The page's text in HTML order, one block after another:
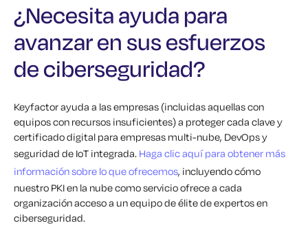
¿Necesita ayuda para
avanzar en sus esfuerzos
de ciberseguridad?
Keyfactor ayuda a las empresas (incluidas aquellas con
equipos con recursos insuficientes) a proteger cada clave y
certificado digital para empresas multi-nube, DevOps y
seguridad de IoT integrada. Haga clic aquí para obtener más
información sobre lo que ofrecemos, incluyendo cómo
nuestro PKI en la nube como servicio ofrece a cada
organización acceso a un equipo de élite de expertos en
ciberseguridad.